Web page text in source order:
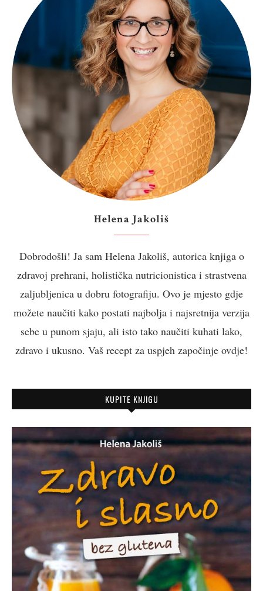
Helena Jakoliš
Dobrodošli! Ja sam Helena Jakoliš, autorica knjiga o
zdravoj prehrani, holistička nutricionistica i strastvena
zaljubljenica u dobru fotografiju. Ovo je mjesto gdje
možete naučiti kako postati najbolja i najsretnija verzija
sebe u punom sjaju, ali isto tako naučiti kuhati lako,
zdravo i ukusno. Vaš recept za uspjeh započinje ovdje!
KUPITE KNJIGU